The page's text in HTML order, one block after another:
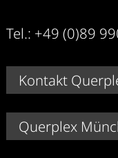
Tel.: +49 (0)89
Kontakt
Querplex